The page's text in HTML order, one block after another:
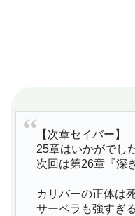
【次章セイバー】
次回は第26章『深
カリバーの正体は
サーベラも強すぎ